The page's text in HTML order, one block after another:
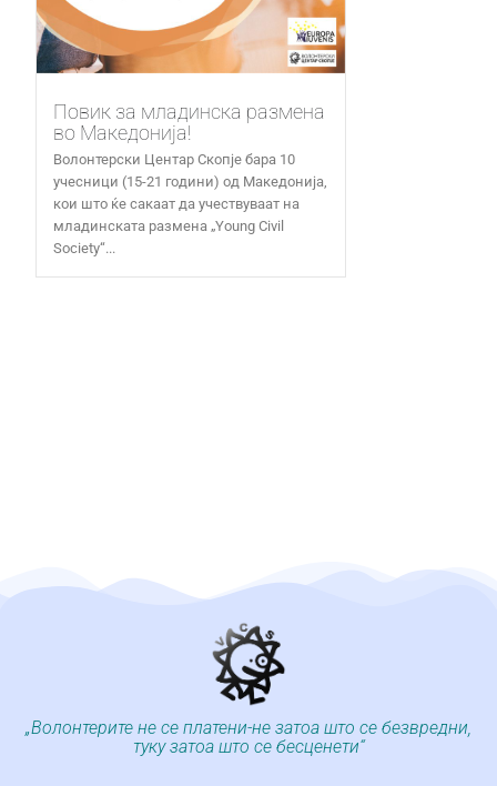
Повик за младинска размена
во Македонија!
Волонтерски Центар Скопје бара 10
учесници (15-21 години) од Македонија,
кои што ќе сакаат да учествуваат на
младинската размена „Young Civil
Society“...
„Волонтерите не се платени-не затоа што се безвредни,
туку затоа што се бесценети“